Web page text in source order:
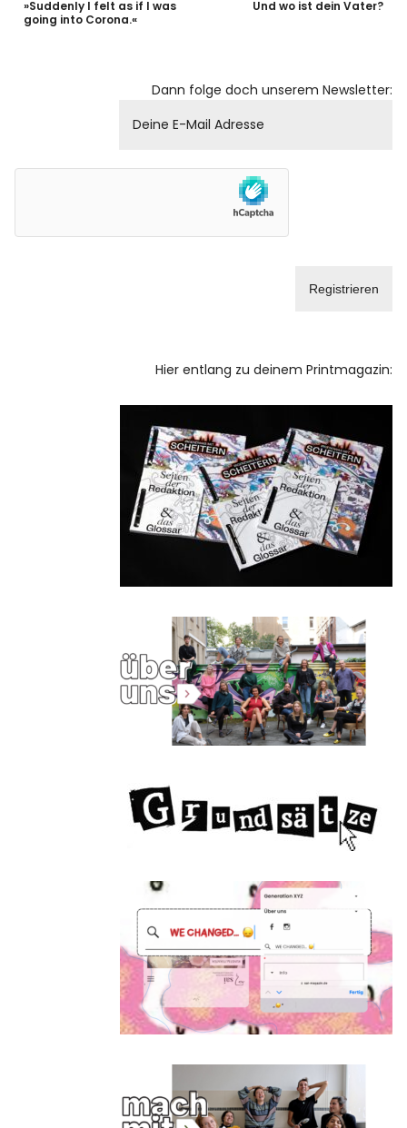
»Suddenly I felt as if I was
going into Corona.«
Und wo ist dein Vater?
Dann folge doch unserem Newsletter:
Hier entlang zu deinem Printmagazin: